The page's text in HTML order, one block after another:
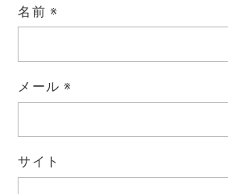
名前 ※
メール ※
サイト